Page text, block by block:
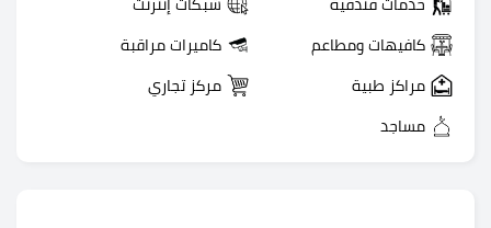
خدمات فندقية شبكات إنترنت
كافيهات ومطاعم كاميرات مراقبة
مراكز طبية مركز تجاري
مساجد